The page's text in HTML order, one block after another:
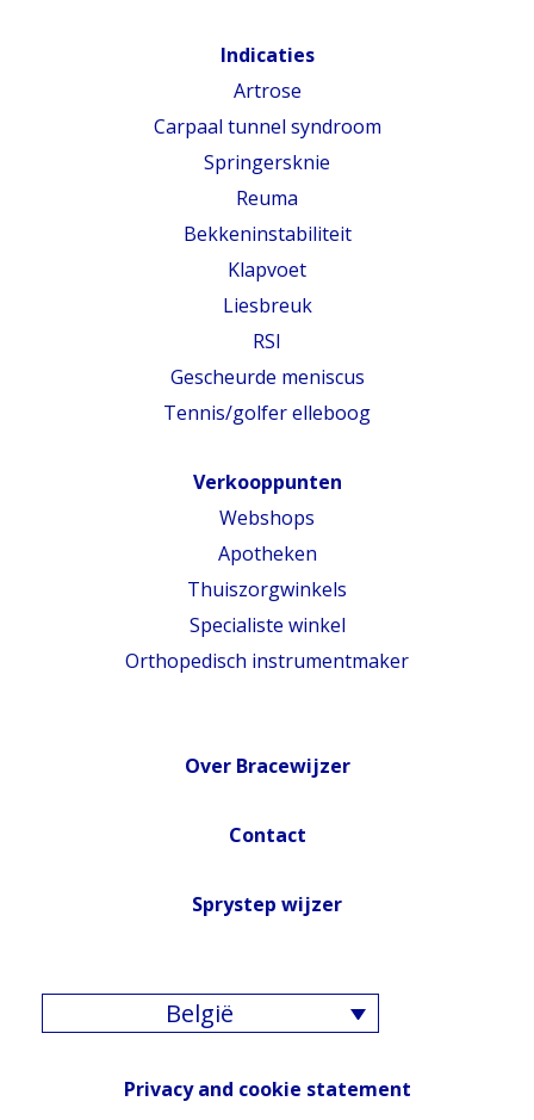
Indicaties
Artrose
Carpaal tunnel syndroom
Springersknie
Reuma
Bekkeninstabiliteit
Klapvoet
Liesbreuk
RSI
Gescheurde meniscus
Tennis/golfer elleboog
Verkooppunten
Webshops
Apotheken
Thuiszorgwinkels
Specialiste winkel
Orthopedisch instrumentmaker
Over Bracewijzer
Contact
Sprystep wijzer
België
Privacy and cookie statement